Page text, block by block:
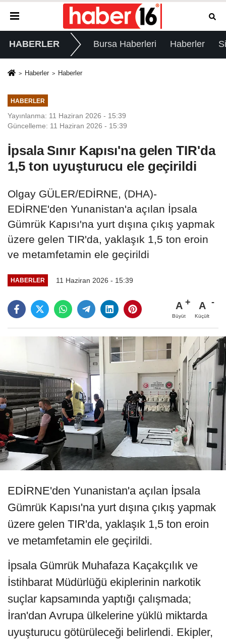
HABERLER Bursa Haberleri Haberler
Haberler Haberler
HABERLER
Yayınlanma: 11 Haziran 2026 - 15:39
Güncelleme: 11 Haziran 2026 - 15:39
İpsala Sınır Kapısı'na gelen TIR'da
1,5 ton uyuşturucu ele geçirildi
Olgay GÜLER/EDİRNE, (DHA)-
EDİRNE'den Yunanistan'a açılan İpsala
Gümrük Kapısı'na yurt dışına çıkış yapmak
üzere gelen TIR'da, yaklaşık 1,5 ton eroin
ve metamfetamin ele geçirildi
HABERLER 11 Haziran 2026 - 15:39
A
Büyüt
A
Küçült
EDİRNE'den Yunanistan'a açılan İpsala
Gümrük Kapısı'na yurt dışına çıkış yapmak
üzere gelen TIR'da, yaklaşık 1,5 ton eroin
ve metamfetamin ele geçirildi.
İpsala Gümrük Muhafaza Kaçakçılık ve
İstihbarat Müdürlüğü ekiplerinin narkotik
suçlar kapsamında yaptığı çalışmada;
İran'dan Avrupa ülkelerine yüklü miktarda
uyuşturucu götürüleceği belirlendi. Ekipler,